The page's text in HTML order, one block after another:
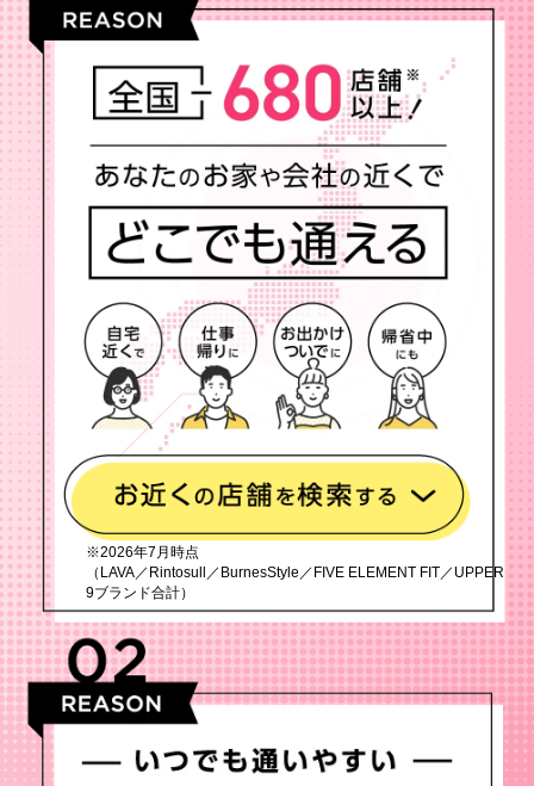
※2026年7月時点
（LAVA／Rintosull／BurnesStyle／FIVE ELEMENT FIT／UPPER
9ブランド合計）